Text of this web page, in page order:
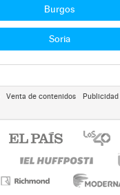
Burgos
Soria
Venta de contenidos Publicidad